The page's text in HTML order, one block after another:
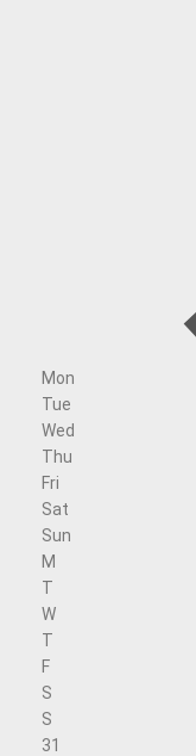
Mon
Tue
Wed
Thu
Fri
Sat
Sun
M
T
W
T
F
S
S
31